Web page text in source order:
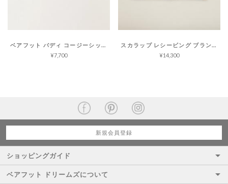
¥7,700
¥14,300
新規会員登録
ショッピングガイド
ベアフット ドリームズについて